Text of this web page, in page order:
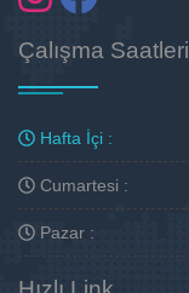
Çalışma Saatleri
Hafta İçi :
Cumartesi :
Pazar :